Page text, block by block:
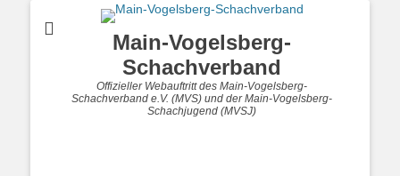
Main-Vogelsberg-
Schachverband
Offizieller Webauftritt des Main-Vogelsberg-
Schachverband e.V. (MVS) und der Main-Vogelsberg-
Schachjugend (MVSJ)